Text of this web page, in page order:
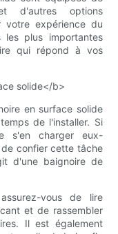
d'autres options
votre expérience du
les plus importantes
qui répond à vos
solide</b>
en surface solide
de l'installer. Si
s'en charger eux-
confier cette tâche
d'une baignoire de
vous de lire
et de rassembler
Il est également